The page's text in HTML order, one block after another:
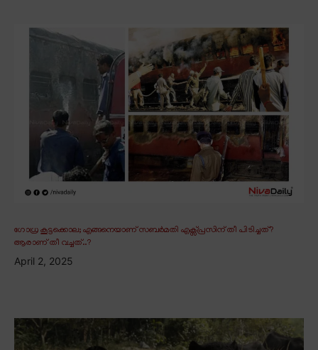
ഗോധ്ര കൂട്ടക്കൊല; എങ്ങനെയാണ് സബർമതി എക്സ്പ്രസിന് തീ പിടിച്ചത്?
ആരാണ് തീ വച്ചത്..?
April 2, 2025